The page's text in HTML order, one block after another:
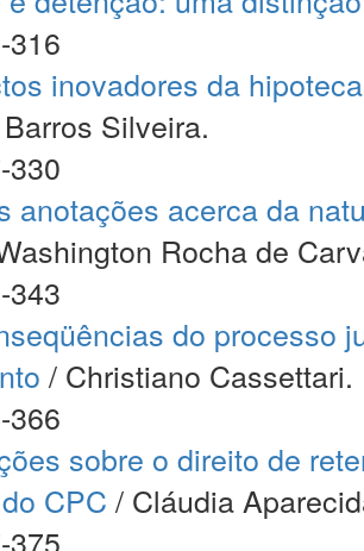
316
inovadores da
Silveira.
330
anotações acerca da
Rocha de
343
do processo
/ Christiano Cassettari.
366
sobre o direito de
CPC / Cláudia
375